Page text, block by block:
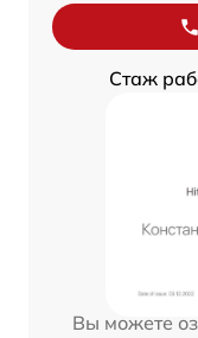
Стаж
Вы можете